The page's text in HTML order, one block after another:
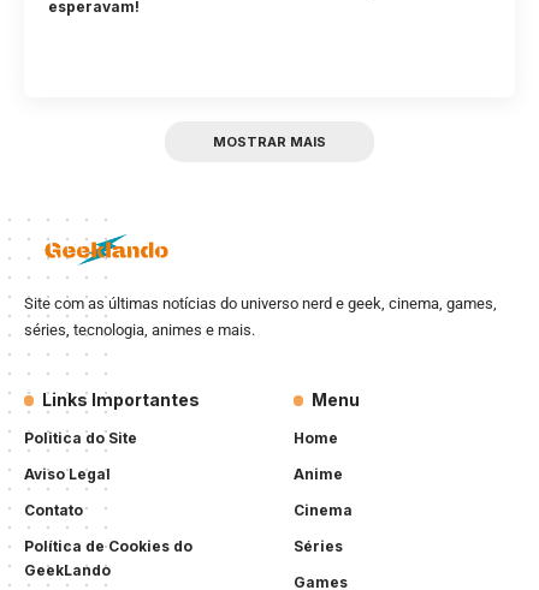
esperavam!
MOSTRAR MAIS
Site com as últimas notícias do universo nerd e geek, cinema, games,
séries, tecnologia, animes e mais.
Links Importantes
Politica do Site
Aviso Legal
Contato
Política de Cookies do
GeekLando
Menu
Home
Anime
Cinema
Séries
Games